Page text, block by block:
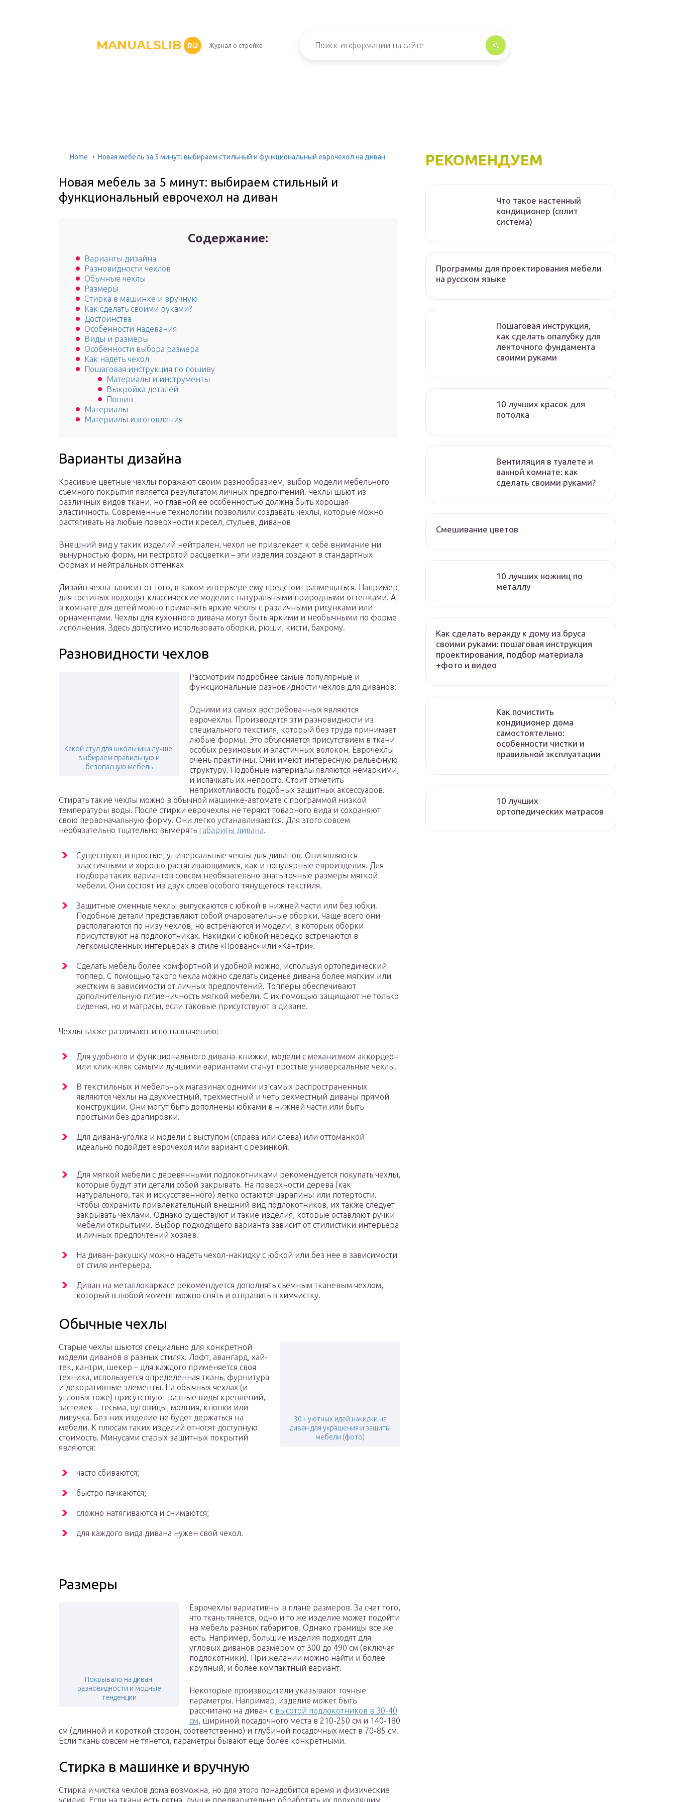
MANUALSLIB RU Журнал о стройке
Home Новая мебель за 5 минут: выбираем стильный и функциональный еврочехол на диван
Новая мебель за 5 минут: выбираем стильный и
функциональный еврочехол на диван
Содержание:
Варианты дизайна
Разновидности чехлов
Обычные чехлы
Размеры
Стирка в машинке и вручную
Как сделать своими руками?
Достоинства
Особенности надевания
Виды и размеры
Особенности выбора размера
Как надеть чехол
Пошаговая инструкция по пошиву
Материалы и инструменты
Выкройка деталей
Пошив
Материалы
Материалы изготовления
Варианты дизайна
Красивые цветные чехлы поражают своим разнообразием, выбор модели мебельного
съемного покрытия является результатом личных предпочтений. Чехлы шьют из
различных видов ткани, но главной ее особенностью должна быть хорошая
эластичность. Современные технологии позволили создавать чехлы, которые можно
растягивать на любые поверхности кресел, стульев, диванов
Внешний вид у таких изделий нейтрален, чехол не привлекает к себе внимание ни
вычурностью форм, ни пестротой расцветки – эти изделия создают в стандартных
формах и нейтральных оттенках
Дизайн чехла зависит от того, в каком интерьере ему предстоит размещаться. Например,
для гостиных подходят классические модели с натуральными природными оттенками. А
в комнате для детей можно применять яркие чехлы с различными рисунками или
орнаментами. Чехлы для кухонного дивана могут быть яркими и необычными по форме
исполнения. Здесь допустимо использовать оборки, рюши, кисти, бахрому.
Разновидности чехлов
Какой стул для школьника лучше:
выбираем правильную и
безопасную мебель
Рассмотрим подробнее самые популярные и
функциональные разновидности чехлов для диванов:
Одними из самых востребованных являются
еврочехлы. Производятся эти разновидности из
специального текстиля, который без труда принимает
любые формы. Это объясняется присутствием в ткани
особых резиновых и эластичных волокон. Еврочехлы
очень практичны. Они имеют интересную рельефную
структуру. Подобные материалы являются немаркими,
и испачкать их непросто. Стоит отметить
неприхотливость подобных защитных аксессуаров.
Стирать такие чехлы можно в обычной машинке-автомате с программой низкой
температуры воды. После стирки еврочехлы не теряют товарного вида и сохраняют
свою первоначальную форму. Они легко устанавливаются. Для этого совсем
необязательно тщательно вымерять габариты дивана.
Существуют и простые, универсальные чехлы для диванов. Они являются
эластичными и хорошо растягивающимися, как и популярные евроизделия. Для
подбора таких вариантов совсем необязательно знать точные размеры мягкой
мебели. Они состоят из двух слоев особого тянущегося текстиля.
Защитные сменные чехлы выпускаются с юбкой в нижней части или без юбки.
Подобные детали представляют собой очаровательные оборки. Чаще всего они
располагаются по низу чехлов, но встречаются и модели, в которых оборки
присутствуют на подлокотниках. Накидки с юбкой нередко встречаются в
легкомысленных интерьерах в стиле «Прованс» или «Кантри».
Сделать мебель более комфортной и удобной можно, используя ортопедический
топпер. С помощью такого чехла можно сделать сиденье дивана более мягким или
жестким в зависимости от личных предпочтений. Топперы обеспечивают
дополнительную гигиеничность мягкой мебели. С их помощью защищают не только
сиденья, но и матрасы, если таковые присутствуют в диване.
Чехлы также различают и по назначению:
Для удобного и функционального дивана-книжки, модели с механизмом аккордеон
или клик-кляк самыми лучшими вариантами станут простые универсальные чехлы.
В текстильных и мебельных магазинах одними из самых распространенных
являются чехлы на двухместный, трехместный и четырехместный диваны прямой
конструкции. Они могут быть дополнены юбками в нижней части или быть
простыми без драпировки.
Для дивана-уголка и модели с выступом (справа или слева) или оттоманкой
идеально подойдет еврочехол или вариант с резинкой.
Для мягкой мебели с деревянными подлокотниками рекомендуется покупать чехлы,
которые будут эти детали собой закрывать. На поверхности дерева (как
натурального, так и искусственного) легко остаются царапины или потертости.
Чтобы сохранить привлекательный внешний вид подлокотников, их также следует
закрывать чехлами. Однако существуют и такие изделия, которые оставляют ручки
мебели открытыми. Выбор подходящего варианта зависит от стилистики интерьера
и личных предпочтений хозяев.
На диван-ракушку можно надеть чехол-накидку с юбкой или без нее в зависимости
от стиля интерьера.
Диван на металлокаркасе рекомендуется дополнять съемным тканевым чехлом,
который в любой момент можно снять и отправить в химчистку.
Обычные чехлы
30+ уютных идей накидки на
диван для украшения и защиты
мебели (фото)
Старые чехлы шьются специально для конкретной
модели диванов в разных стилях. Лофт, авангард, хай-
тек, кантри, шекер – для каждого применяется своя
техника, используется определенная ткань, фурнитура
и декоративные элементы. На обычных чехлах (и
угловых тоже) присутствуют разные виды креплений,
застежек – тесьма, пуговицы, молния, кнопки или
липучка. Без них изделие не будет держаться на
мебели. К плюсам таких изделий относят доступную
стоимость. Минусами старых защитных покрытий
являются:
часто сбиваются;
быстро пачкаются;
сложно натягиваются и снимаются;
для каждого вида дивана нужен свой чехол.
Размеры
Покрывало на диван:
разновидности и модные
тенденции
Еврочехлы вариативны в плане размеров. За счет того,
что ткань тянется, одно и то же изделие может подойти
на мебель разных габаритов. Однако границы все же
есть. Например, большие изделия подходят для
угловых диванов размером от 300 до 490 см (включая
подлокотники). При желании можно найти и более
крупный, и более компактный вариант.
Некоторые производители указывают точные
параметры. Например, изделие может быть
рассчитано на диван с высотой подлокотников в 30-40
см, шириной посадочного места в 210-250 см и 140-180
см (длинной и короткой сторон, соответственно) и глубиной посадочных мест в 70-85 см.
Если ткань совсем не тянется, параметры бывают еще более конкретными.
Стирка в машинке и вручную
Стирка и чистка чехлов дома возможна, но для этого понадобится время и физические
усилия. Если на ткани есть пятна, лучше предварительно обработать их подходящим
РЕКОМЕНДУЕМ
Что такое настенный
кондиционер (сплит
система)
Программы для проектирования мебели
на русском языке
Пошаговая инструкция,
как сделать опалубку для
ленточного фундамента
своими руками
10 лучших красок для
потолка
Вентиляция в туалете и
ванной комнате: как
сделать своими руками?
Смешивание цветов
10 лучших ножниц по
металлу
Как сделать веранду к дому из бруса
своими руками: пошаговая инструкция
проектирования, подбор материала
+фото и видео
Как почистить
кондиционер дома
самостоятельно:
особенности чистки и
правильной эксплуатации
10 лучших
ортопедических матрасов